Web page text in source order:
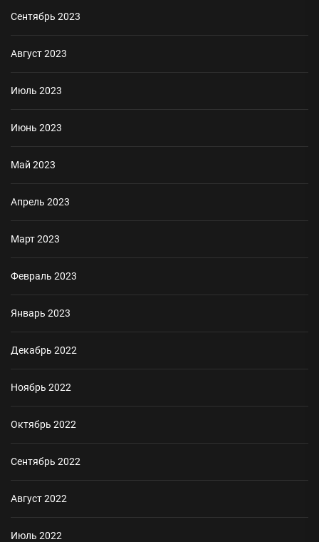
Сентябрь 2023
Август 2023
Июль 2023
Июнь 2023
Май 2023
Апрель 2023
Март 2023
Февраль 2023
Январь 2023
Декабрь 2022
Ноябрь 2022
Октябрь 2022
Сентябрь 2022
Август 2022
Июль 2022